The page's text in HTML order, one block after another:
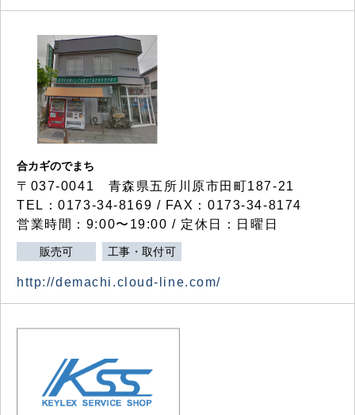
合カギのでまち
〒037-0041 青森県五所川原市田町187-21
TEL：0173-34-8169 / FAX：0173-34-8174
営業時間：9:00〜19:00 / 定休日：日曜日
販売可 工事・取付可
http://demachi.cloud-line.com/